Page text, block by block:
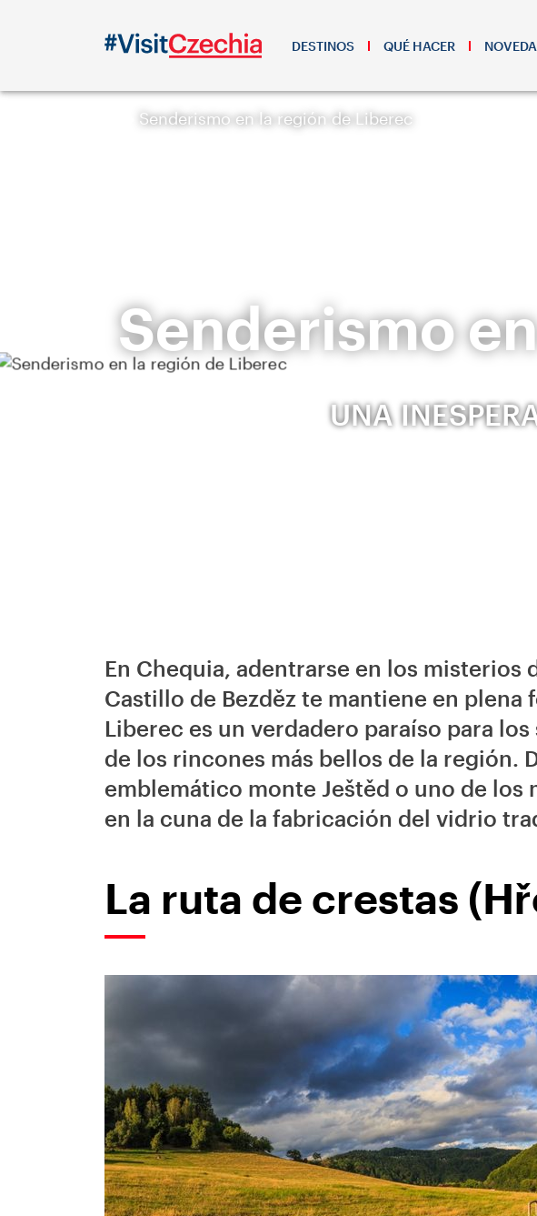
DESTINOS QUÉ HACER
Senderismo en la región de Liberec
Senderismo
UNA
En Chequia, adentrarse en los misterios
Castillo de Bezděz te mantiene en
Liberec es un verdadero paraíso para
de los rincones más bellos de la región.
emblemático monte Ještěd o uno de los
en la cuna de la fabricación del vidrio
La ruta de crestas